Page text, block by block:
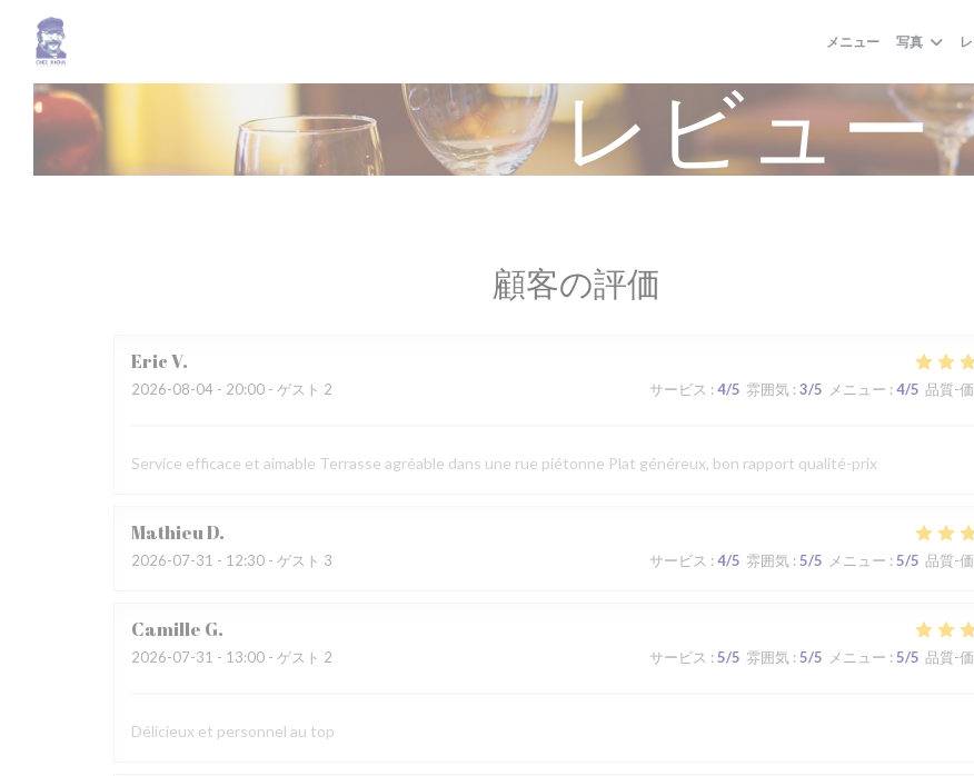
クッキー利用の管理について
メニュー 写真
レビュー
顧客の評価
EricV
2026-08-04 - 20:00 - ゲスト 2 サービス : 4/5 雰囲気: 3/5 メニュー : 4/5 品質-
Service efficace et aimable Terrasse agréable dans une rue piétonne Plat généreux, bon rapport qualité-prix
MathieuD
2026-07-31 - 12:30 - ゲスト 3 サービス : 4/5 雰囲気: 5/5 メニュー : 5/5 品質-
Camille G
2026-07-31 - 13:00 - ゲスト 2 サービス : 5/5 雰囲気: 5/5 メニュー : 5/5 品質-
Délicieux et personnel au top